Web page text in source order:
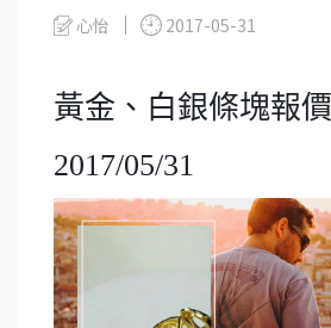
心怡 2017-05-31
黃金、白銀條塊報價
2017/05/31